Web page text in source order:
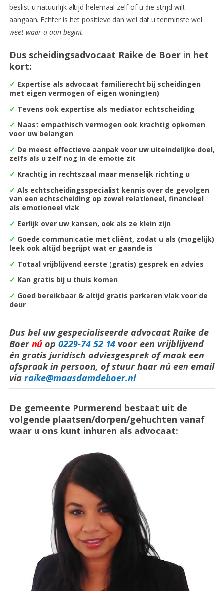
beslist u natuurlijk altijd helemaal zelf of u die strijd wilt
aangaan. Echter is het positieve dan wel dat u tenminste wel
weet waar u aan begint.
Dus scheidingsadvocaat Raike de Boer in het
kort:
✓ Expertise als advocaat familierecht bij scheidingen
met eigen vermogen of eigen woning(en)
✓ Tevens ook expertise als mediator echtscheiding
✓ Naast empathisch vermogen ook krachtig opkomen
voor uw belangen
✓ De meest effectieve aanpak voor uw uiteindelijke doel,
zelfs als u zelf nog in de emotie zit
✓ Krachtig in rechtszaal maar menselijk richting u
✓ Als echtscheidingsspecialist kennis over de gevolgen
van een echtscheiding op zowel relationeel, financieel
als emotioneel vlak
✓ Eerlijk over uw kansen, ook als ze klein zijn
✓ Goede communicatie met cliënt, zodat u als (mogelijk)
leek ook altijd begrijpt wat er gaande is
✓ Totaal vrijblijvend eerste (gratis) gesprek en advies
✓ Kan gratis bij u thuis komen
✓ Goed bereikbaar & altijd gratis parkeren vlak voor de
deur
Dus bel uw gespecialiseerde advocaat Raike de
Boernúop 0229-74 52 14 voor een vrijblijvend
én gratis juridisch adviesgesprek of maak een
afspraak in persoon, of stuur haar nú een email
via raike@maasdamdeboer.nl
De gemeente Purmerend bestaat uit de
volgende plaatsen/dorpen/gehuchten vanaf
waar u ons kunt inhuren als advocaat: